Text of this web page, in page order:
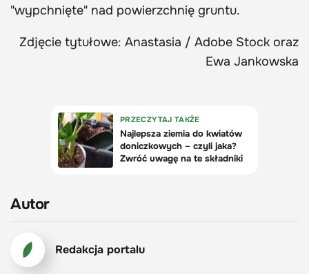
"wypchnięte" nad powierzchnię gruntu.
Zdjęcie tytułowe: Anastasia / Adobe Stock oraz
Ewa Jankowska
Autor
Redakcja portalu